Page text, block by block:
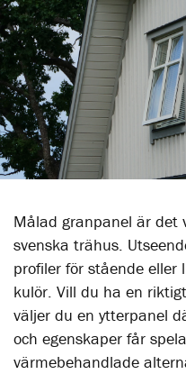
Målad granpanel är det
svenska trähus.
profiler för stående eller
kulör. Vill du ha en
väljer du en ytterpanel
och egenskaper får
värmebehandlade